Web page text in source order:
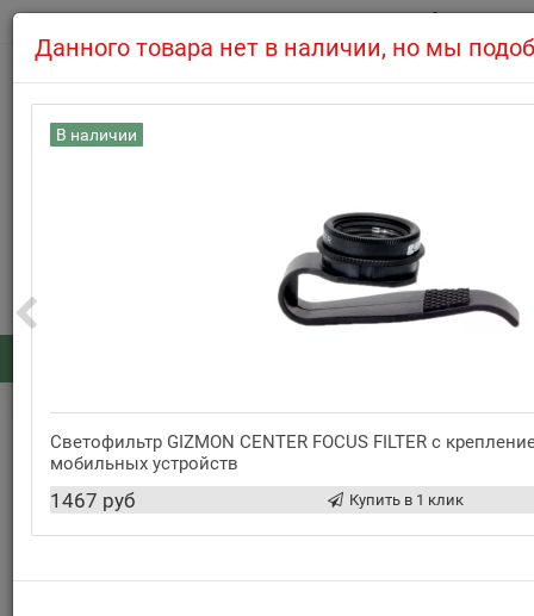
0
Заказать обратный звонок
Компактный фотоаппарат Canon IXUS 160 Silver
Нет в наличии
Данного товара нет в наличии, но мы
В наличии
Светофильтр GIZMON CENTER FOCUS FILTER с
мобильных устройств
1467 руб Купить в 1 клик